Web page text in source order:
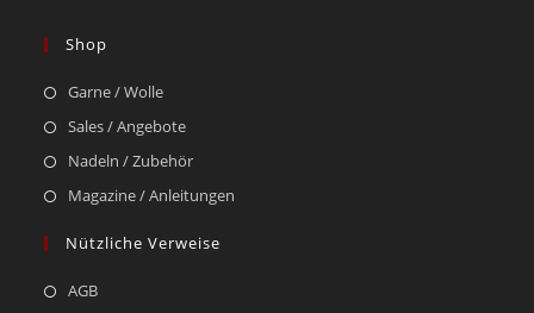
Shop
Garne / Wolle
Sales / Angebote
Nadeln / Zubehör
Magazine / Anleitungen
Nützliche Verweise
AGB